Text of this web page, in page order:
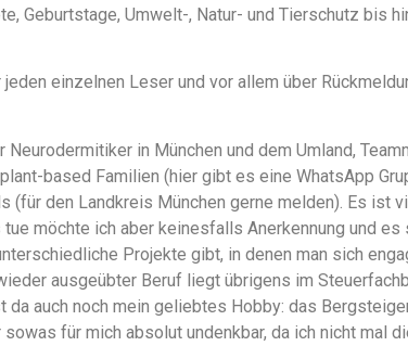
Geburtstage, Umwelt-, Natur- und Tierschutz bis
einzelnen Leser und vor allem über
in München und dem Umland,
based Familien (hier gibt es eine WhatsApp
den Landkreis München gerne melden). Es ist
möchte ich aber keinesfalls Anerkennung und es
Projekte gibt, in denen man sich
ausgeübter Beruf liegt übrigens im
auch noch mein geliebtes Hobby: das
für mich absolut undenkbar, da ich nicht mal